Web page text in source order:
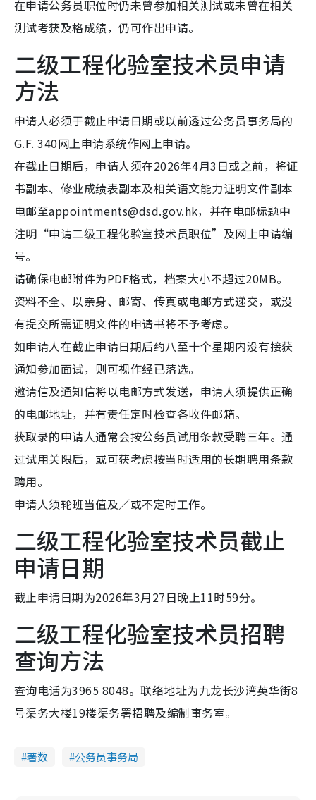
在申请公务员职位时仍未曾参加相关测试或未曾在相关
测试考获及格成绩，仍可作出申请。
二级工程化验室技术员申请
方法
申请人必须于截止申请日期或以前透过公务员事务局的
G.F. 340网上申请系统作网上申请。
在截止日期后，申请人须在2026年4月3日或之前，将证
书副本、修业成绩表副本及相关语文能力证明文件副本
电邮至appointments@dsd.gov.hk，并在电邮标题中
注明“申请二级工程化验室技术员职位”及网上申请编
号。
请确保电邮附件为PDF格式，档案大小不超过20MB。
资料不全、以亲身、邮寄、传真或电邮方式递交，或没
有提交所需证明文件的申请书将不予考虑。
如申请人在截止申请日期后约八至十个星期内没有接获
通知参加面试，则可视作经已落选。
邀请信及通知信将以电邮方式发送，申请人须提供正确
的电邮地址，并有责任定时检查各收件邮箱。
获取录的申请人通常会按公务员试用条款受聘三年。通
过试用关限后，或可获考虑按当时适用的长期聘用条款
聘用。
申请人须轮班当值及／或不定时工作。
二级工程化验室技术员截止
申请日期
截止申请日期为2026年3月27日晚上11时59分。
二级工程化验室技术员招聘
查询方法
查询电话为3965 8048。联络地址为九龙长沙湾英华街8
号渠务大楼19楼渠务署招聘及编制事务室。
著数 公务员事务局